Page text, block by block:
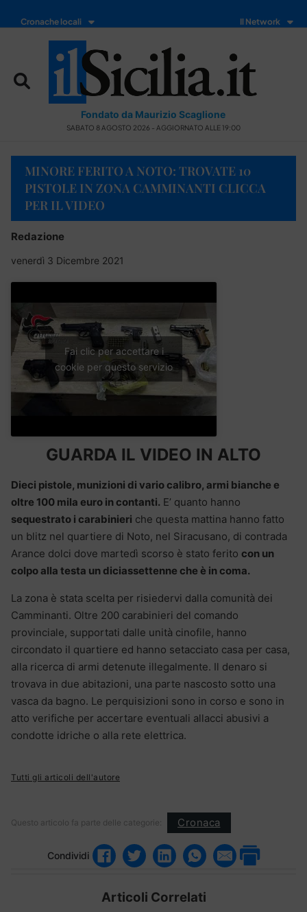
Cronache locali Il Network
Fondato da Maurizio Scaglione
SABATO 8 AGOSTO 2026 - AGGIORNATO ALLE 19:00
MINORE FERITO A NOTO: TROVATE 10
PISTOLE IN ZONA CAMMINANTI CLICCA
PER IL VIDEO
Redazione
venerdì 3 Dicembre 2021
Fai clic per accettare i
cookie per questo servizio
GUARDA IL VIDEO IN ALTO
Dieci pistole, munizioni di vario calibro, armi bianche e
oltre 100 mila euro in contanti. E’ quanto hanno
sequestrato i carabinieri che questa mattina hanno fatto
un blitz nel quartiere di Noto, nel Siracusano, di contrada
Arance dolci dove martedì scorso è stato ferito con un
colpo alla testa un diciassettenne che è in coma.
La zona è stata scelta per risiedervi dalla comunità dei
Camminanti. Oltre 200 carabinieri del comando
provinciale, supportati dalle unità cinofile, hanno
circondato il quartiere ed hanno setacciato casa per casa,
alla ricerca di armi detenute illegalmente. Il denaro si
trovava in due abitazioni, una parte nascosto sotto una
vasca da bagno. Le perquisizioni sono in corso e sono in
atto verifiche per accertare eventuali allacci abusivi a
condotte idriche o alla rete elettrica.
Tutti gli articoli dell'autore
Questo articolo fa parte delle categorie: Cronaca
Condividi
Articoli Correlati